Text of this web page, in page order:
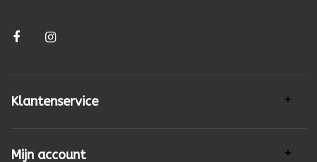
Klantenservice
Mijn account